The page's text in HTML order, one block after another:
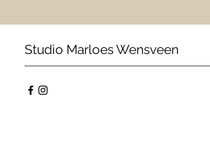
Studio Marloes Wensveen